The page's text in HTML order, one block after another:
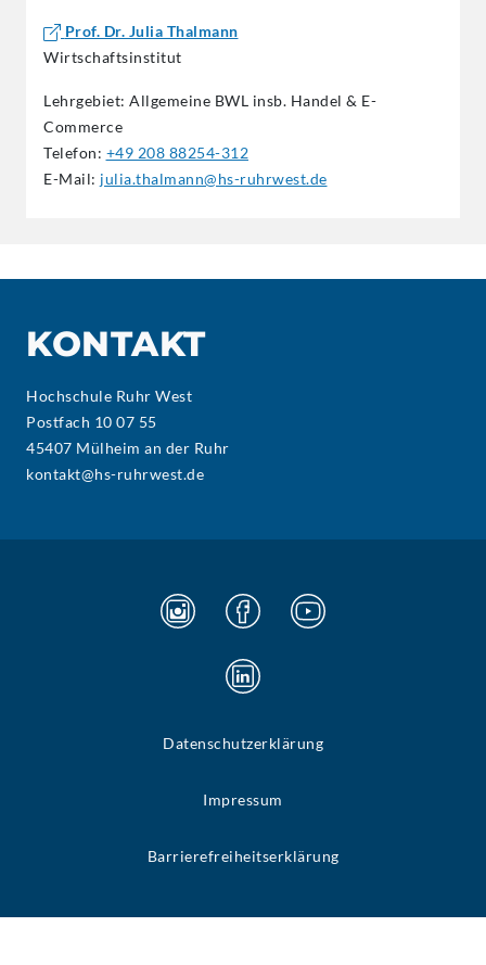
Prof. Dr. Julia Thalmann
Wirtschaftsinstitut
Lehrgebiet: Allgemeine BWL insb. Handel & E-
Commerce
Telefon: +49 208 88254-312
E-Mail: julia.thalmann@hs-ruhrwest.de
KONTAKT
Hochschule Ruhr West
Postfach 10 07 55
45407 Mülheim an der Ruhr
kontakt@hs-ruhrwest.de
Datenschutzerklärung
Impressum
Barrierefreiheitserklärung